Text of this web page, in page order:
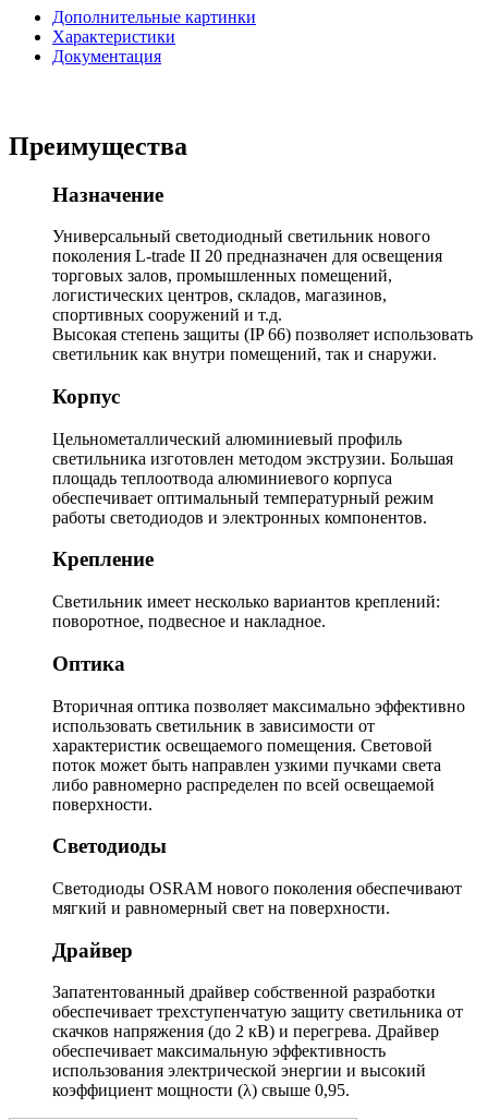
Дополнительные картинки
Характеристики
Документация
Преимущества
Назначение
Универсальный светодиодный светильник нового
поколения L-trade II 20 предназначен для освещения
торговых залов, промышленных помещений,
логистических центров, складов, магазинов,
спортивных сооружений и т.д.
Высокая степень защиты (IP 66) позволяет использовать
светильник как внутри помещений, так и снаружи.
Корпус
Цельнометаллический алюминиевый профиль
светильника изготовлен методом экструзии. Большая
площадь теплоотвода алюминиевого корпуса
обеспечивает оптимальный температурный режим
работы светодиодов и электронных компонентов.
Крепление
Светильник имеет несколько вариантов креплений:
поворотное, подвесное и накладное.
Оптика
Вторичная оптика позволяет максимально эффективно
использовать светильник в зависимости от
характеристик освещаемого помещения. Световой
поток может быть направлен узкими пучками света
либо равномерно распределен по всей освещаемой
поверхности.
Светодиоды
Светодиоды OSRAM нового поколения обеспечивают
мягкий и равномерный свет на поверхности.
Драйвер
Запатентованный драйвер собственной разработки
обеспечивает трехступенчатую защиту светильника от
скачков напряжения (до 2 кВ) и перегрева. Драйвер
обеспечивает максимальную эффективность
использования электрической энергии и высокий
коэффициент мощности (λ) свыше 0,95.